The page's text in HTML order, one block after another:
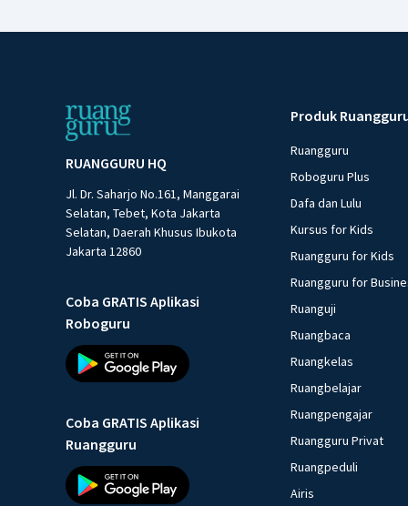
RUANGGURU HQ
Jl. Dr. Saharjo No.161, Manggarai
Selatan, Tebet, Kota Jakarta
Selatan, Daerah Khusus Ibukota
Jakarta 12860
Coba GRATIS Aplikasi
Roboguru
Coba GRATIS Aplikasi
Ruangguru
Produk
Ruangguru
Roboguru Plus
Dafa dan Lulu
Kursus for Kids
Ruangguru for Kids
Ruangguru for
Ruanguji
Ruangbaca
Ruangkelas
Ruangbelajar
Ruangpengajar
Ruangguru Privat
Ruangpeduli
Airis